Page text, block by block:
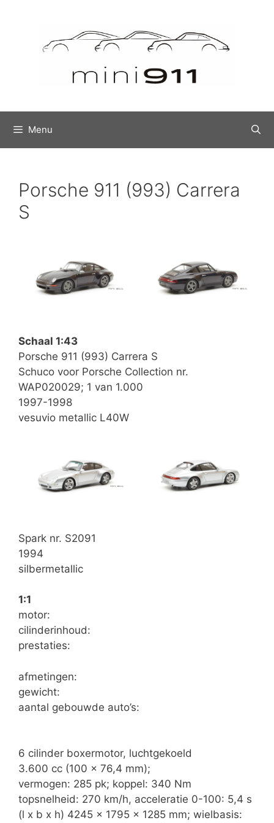
Menu
Porsche 911 (993) Carrera
S
Schaal 1:43
Porsche 911 (993) Carrera S
Schuco voor Porsche Collection nr.
WAP020029; 1 van 1.000
1997-1998
vesuvio metallic L40W
Spark nr. S2091
1994
silbermetallic
1:1
motor:
cilinderinhoud:
prestaties:
afmetingen:
gewicht:
aantal gebouwde auto’s:
6 cilinder boxermotor, luchtgekoeld
3.600 cc (100 x 76,4 mm);
vermogen: 285 pk; koppel: 340 Nm
topsnelheid: 270 km/h, acceleratie 0-100: 5,4 s
(l x b x h) 4245 x 1795 x 1285 mm; wielbasis: